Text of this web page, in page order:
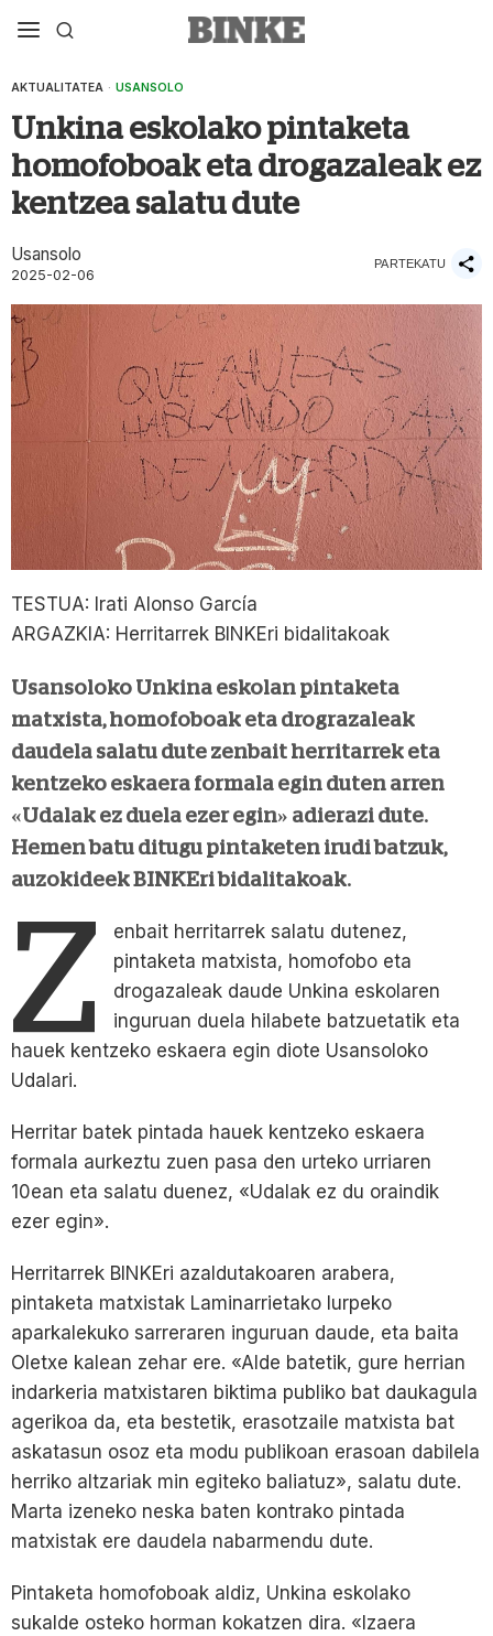
AKTUALITATEA · USANSOLO
Unkina eskolako pintaketa
homofoboak eta drogazaleak ez
kentzea salatu dute
Usansolo
2025-02-06
PARTEKATU
TESTUA: Irati Alonso García
ARGAZKIA: Herritarrek BINKEri bidalitakoak
Usansoloko Unkina eskolan pintaketa
matxista, homofoboak eta drograzaleak
daudela salatu dute zenbait herritarrek eta
kentzeko eskaera formala egin duten arren
«Udalak ez duela ezer egin» adierazi dute.
Hemen batu ditugu pintaketen irudi batzuk,
auzokideek BINKEri bidalitakoak.
Z
enbait herritarrek salatu dutenez,
pintaketa matxista, homofobo eta
drogazaleak daude Unkina eskolaren
inguruan duela hilabete batzuetatik eta
hauek kentzeko eskaera egin diote Usansoloko
Udalari.
Herritar batek pintada hauek kentzeko eskaera
formala aurkeztu zuen pasa den urteko urriaren
10ean eta salatu duenez, «Udalak ez du oraindik
ezer egin».
Herritarrek BINKEri azaldutakoaren arabera,
pintaketa matxistak Laminarrietako lurpeko
aparkalekuko sarreraren inguruan daude, eta baita
Oletxe kalean zehar ere. «Alde batetik, gure herrian
indarkeria matxistaren biktima publiko bat daukagula
agerikoa da, eta bestetik, erasotzaile matxista bat
askatasun osoz eta modu publikoan erasoan dabilela
herriko altzariak min egiteko baliatuz», salatu dute.
Marta izeneko neska baten kontrako pintada
matxistak ere daudela nabarmendu dute.
Pintaketa homofoboak aldiz, Unkina eskolako
sukalde osteko horman kokatzen dira. «Izaera